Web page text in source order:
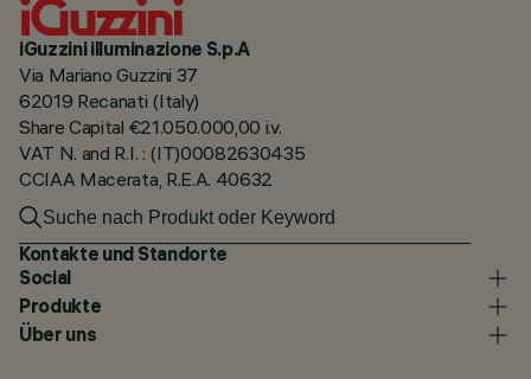
iGuzzini illuminazione S.p.A
Via Mariano Guzzini 37
62019 Recanati (Italy)
Share Capital €21.050.000,00 i.v.
VAT N. and R.I. : (IT)00082630435
CCIAA Macerata, R.E.A. 40632
Kontakte und Standorte
Social
Produkte
Über uns